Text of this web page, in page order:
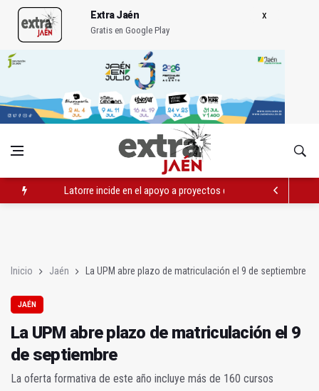
Extra Jaén
Gratis en Google Play
Latorre incide en el apoyo a proyectos de cooperación
Inicio Jaén La UPM abre plazo de matriculación el 9 de septiembre
JAÉN
La UPM abre plazo de matriculación el 9
de septiembre
La oferta formativa de este año incluye más de 160 cursos